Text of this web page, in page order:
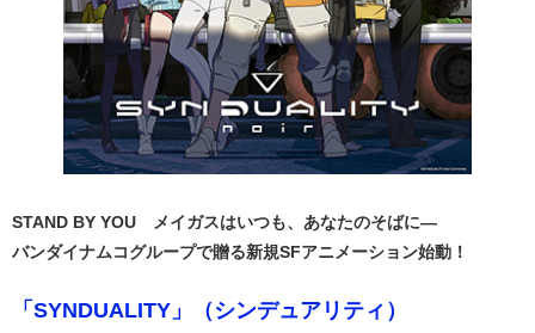
STAND BY YOU メイガスはいつも、あなたのそばに―
バンダイナムコグループで贈る新規SFアニメーション始動！
「SYNDUALITY」 （シンデュアリティ）